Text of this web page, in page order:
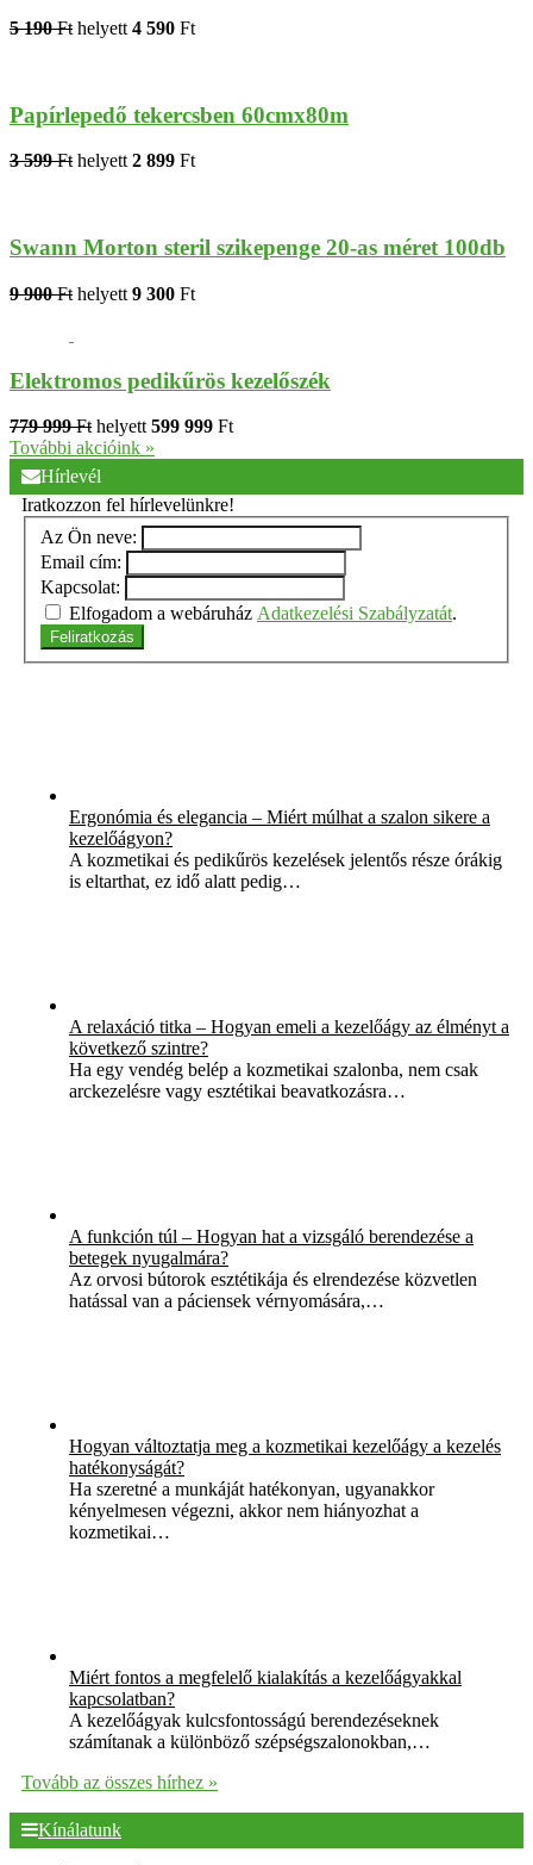
5 190 Ft helyett 4 590 Ft
Papírlepedő tekercsben 60cmx80m
3 599 Ft helyett 2 899 Ft
Swann Morton steril szikepenge 20-as méret 100db
9 900 Ft helyett 9 300 Ft
Elektromos pedikűrös kezelőszék
779 999 Ft helyett 599 999 Ft
További akcióink »
Hírlevél
Iratkozzon fel hírlevelünkre!
Az Ön neve:
Email cím:
Kapcsolat:
Elfogadom a webáruház Adatkezelési Szabályzatát.
Feliratkozás
Ergonómia és elegancia – Miért múlhat a szalon sikere a
kezelőágyon?
A kozmetikai és pedikűrös kezelések jelentős része órákig
is eltarthat, ez idő alatt pedig…
A relaxáció titka – Hogyan emeli a kezelőágy az élményt a
következő szintre?
Ha egy vendég belép a kozmetikai szalonba, nem csak
arckezelésre vagy esztétikai beavatkozásra…
A funkción túl – Hogyan hat a vizsgáló berendezése a
betegek nyugalmára?
Az orvosi bútorok esztétikája és elrendezése közvetlen
hatással van a páciensek vérnyomására,…
Hogyan változtatja meg a kozmetikai kezelőágy a kezelés
hatékonyságát?
Ha szeretné a munkáját hatékonyan, ugyanakkor
kényelmesen végezni, akkor nem hiányozhat a
kozmetikai…
Miért fontos a megfelelő kialakítás a kezelőágyakkal
kapcsolatban?
A kezelőágyak kulcsfontosságú berendezéseknek
számítanak a különböző szépségszalonokban,…
Tovább az összes hírhez »
Kínálatunk